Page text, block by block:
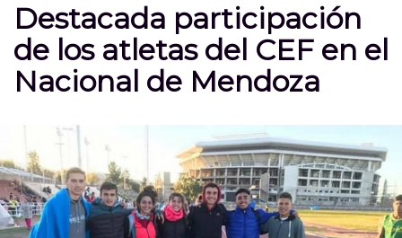
Destacada participación
de los atletas del CEF en el
Nacional de Mendoza